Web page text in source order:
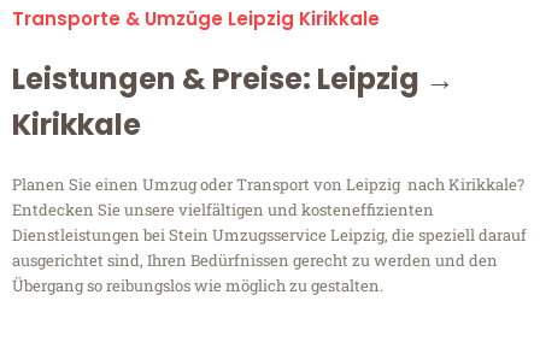
Transporte & Umzüge Leipzig Kirikkale
Leistungen & Preise: Leipzig →
Kirikkale
Planen Sie einen Umzug oder Transport von Leipzig nach Kirikkale?
Entdecken Sie unsere vielfältigen und kosteneffizienten
Dienstleistungen bei Stein Umzugsservice Leipzig, die speziell darauf
ausgerichtet sind, Ihren Bedürfnissen gerecht zu werden und den
Übergang so reibungslos wie möglich zu gestalten.